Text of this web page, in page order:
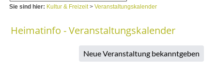
Sie sind hier: Kultur & Freizeit>Veranstaltungskalender
Heimatinfo - Veranstaltungskalender